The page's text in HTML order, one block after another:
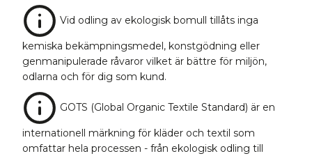
Vid odling av ekologisk bomull tillåts inga
kemiska bekämpningsmedel, konstgödning eller
genmanipulerade råvaror vilket är bättre för miljön,
odlarna och för dig som kund.
GOTS (Global Organic Textile Standard) är en
internationell märkning för kläder och textil som
omfattar hela processen - från ekologisk odling till